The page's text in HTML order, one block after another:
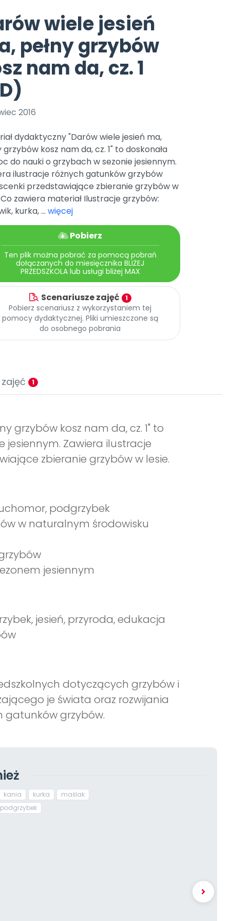
Pomoc
Nowości
Zapowiedzi
Polecamy
25 czerwca 2024 r. uzyskała
r. Nr decyzji:
Online.
Bliżej Pieska
Pomoc zwierzętom
Książka (dla) Przedszkolaka
Promowanie czytelnictwa
TikTok
Zobacz nas na TikToku
YouTube
Filmy edukacyjne
wiele jesień
pełny grzybów
nam da, cz. 1
2016
dydaktyczny "Darów wiele jesień ma,
grzybów kosz nam da, cz. 1" to doskonała
do nauki o grzybach w sezonie jesiennym.
ilustracje różnych gatunków grzybów
przedstawiające zbieranie grzybów w
Co zawiera materiał Ilustracje grzybów:
kurka, ... więcej
Pobierz
Ten plik można pobrać za pomocą pobrań
dołączanych do miesięcznika BLIŻEJ
PRZEDSZKOLA lub usługi bliżej MAX
Scenariusze zajęć 1
Pobierz scenariusz z wykorzystaniem tej
pomocy dydaktycznej. Pliki umieszczone są
do osobnego pobrania
1
grzybów kosz nam da, cz. 1" to
jesiennym. Zawiera ilustracje
zbieranie grzybów w lesie.
podgrzybek
w naturalnym środowisku
jesiennym
jesień, przyroda, edukacja
dotyczących grzybów i
je świata oraz rozwijania
gatunków grzybów.
kania kurka
maślak
podgrzybek